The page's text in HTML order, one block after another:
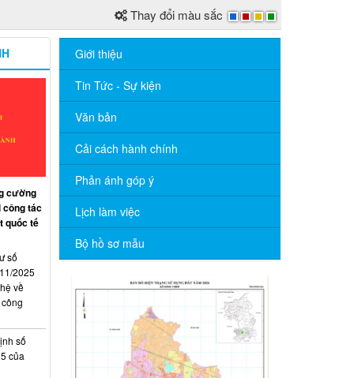
Thay đổi màu sắc
Giới thiệu
Tin Tức - Sự kiện
Văn bản
Cải cách hành chính
Phản ánh góp ý
Lịch làm việc
Bộ hồ sơ mẫu
cường
công tác
quốc tế
số
2025
về
số
của